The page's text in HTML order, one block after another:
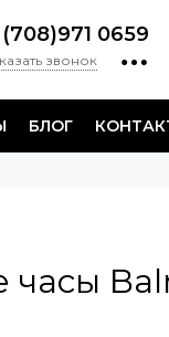
0659
звонок
БЛОГ